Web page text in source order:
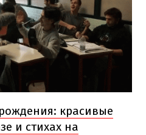
красивые
и стихах на